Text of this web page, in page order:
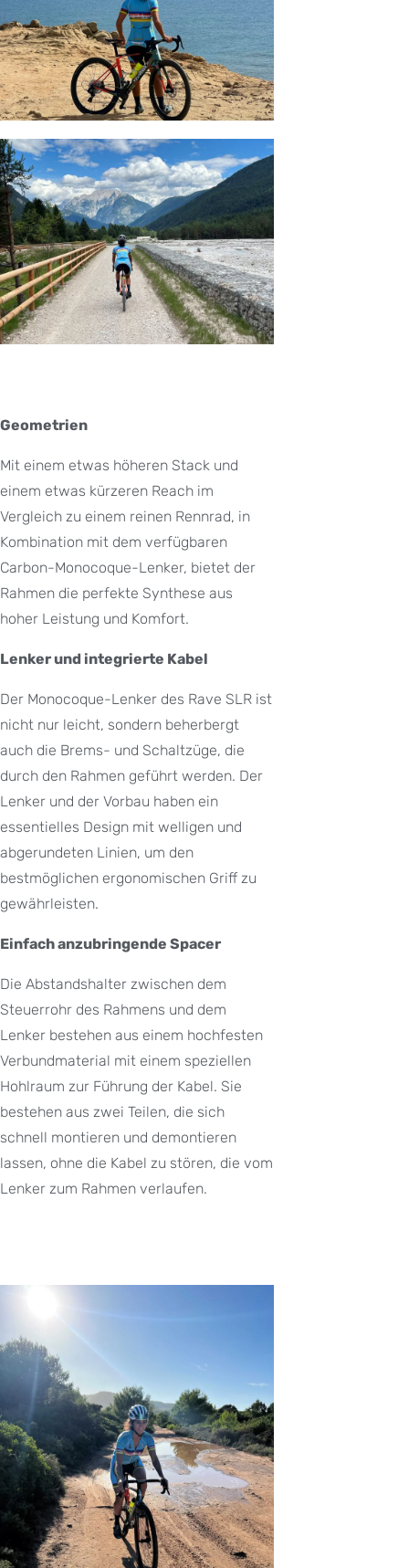
Geometrien
Mit einem etwas höheren Stack und
einem etwas kürzeren Reach im
Vergleich zu einem reinen Rennrad, in
Kombination mit dem verfügbaren
Carbon-Monocoque-Lenker, bietet der
Rahmen die perfekte Synthese aus
hoher Leistung und Komfort.
Lenker und integrierte Kabel
Der Monocoque-Lenker des Rave SLR ist
nicht nur leicht, sondern beherbergt
auch die Brems- und Schaltzüge, die
durch den Rahmen geführt werden. Der
Lenker und der Vorbau haben ein
essentielles Design mit welligen und
abgerundeten Linien, um den
bestmöglichen ergonomischen Griff zu
gewährleisten.
Einfach anzubringende Spacer
Die Abstandshalter zwischen dem
Steuerrohr des Rahmens und dem
Lenker bestehen aus einem hochfesten
Verbundmaterial mit einem speziellen
Hohlraum zur Führung der Kabel. Sie
bestehen aus zwei Teilen, die sich
schnell montieren und demontieren
lassen, ohne die Kabel zu stören, die vom
Lenker zum Rahmen verlaufen.